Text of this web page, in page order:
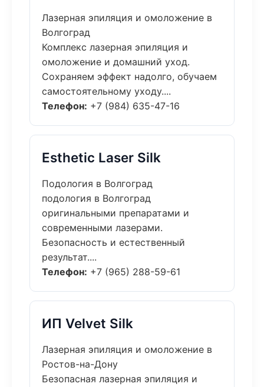
Лазерная эпиляция и омоложение в
Волгоград
Комплекс лазерная эпиляция и
омоложение и домашний уход.
Сохраняем эффект надолго, обучаем
самостоятельному уходу....
Телефон: +7 (984) 635-47-16
Esthetic Laser Silk
Подология в Волгоград
подология в Волгоград
оригинальными препаратами и
современными лазерами.
Безопасность и естественный
результат....
Телефон: +7 (965) 288-59-61
ИП Velvet Silk
Лазерная эпиляция и омоложение в
Ростов-на-Дону
Безопасная лазерная эпиляция и